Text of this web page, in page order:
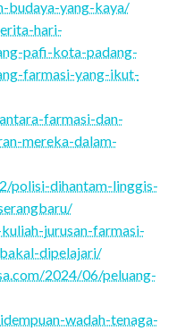
budaya-yang-kaya/
hari-
pafi-kota-padang-
farmasi-yang-ikut-
farmasi-dan-
mereka-dalam-
polisi-dihantam-linggis-
jurusan-farmasi-
dipelajari/
2024/06/peluang-
wadah-tenaga-